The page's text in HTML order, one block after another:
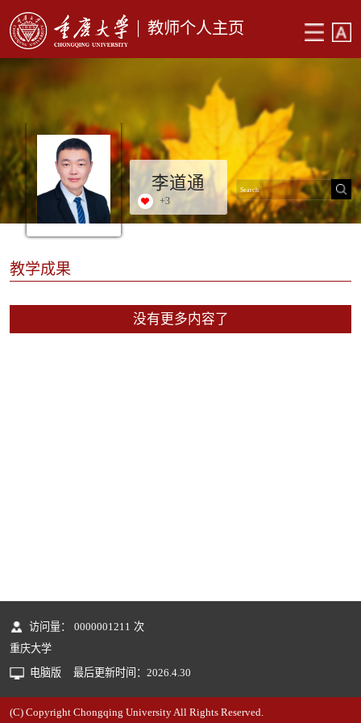
教师个人主页
李道通
+3
教学成果
没有更多内容了
访问量： 0000001211 次
重庆大学
电脑版
最后更新时间： 2026 4. 30
(C) Copyright Chongqing University All Rights Reserved.